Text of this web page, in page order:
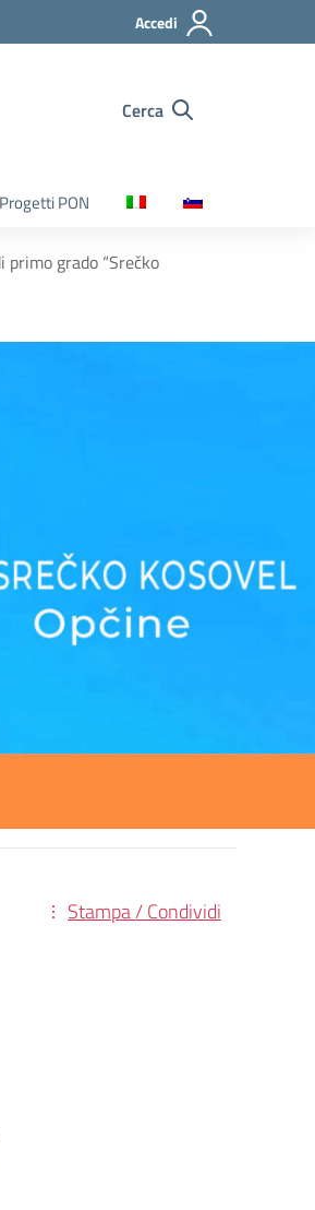
Accedi
Cerca
Progetti PON
primo grado “Srečko
Stampa / Condividi